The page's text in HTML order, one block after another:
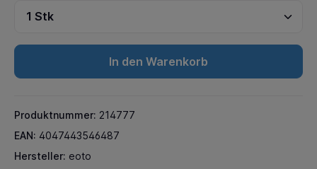
In den Warenkorb
Produktnummer: 214777
EAN: 4047443546487
Hersteller: eoto